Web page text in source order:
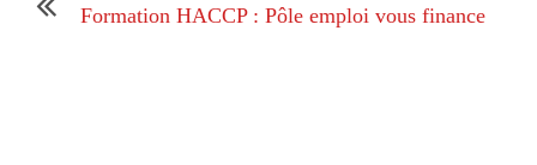
Formation HACCP : Pôle emploi vous finance